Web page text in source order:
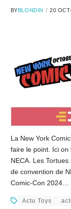
BYBLONDIN 20
La New York
faire le point. Ici
NECA. Les
de convention de
Comic-Con 2024…
Actu Toys